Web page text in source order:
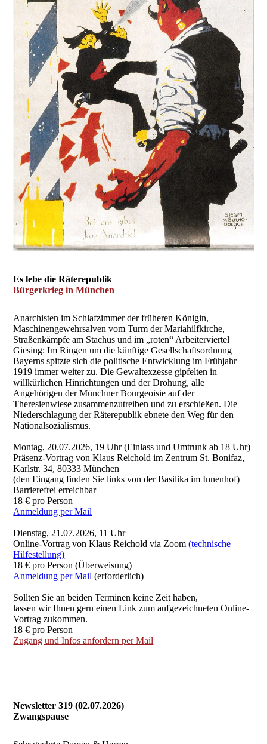
Es lebe die Räterepublik
Bürgerkrieg in München
Anarchisten im Schlafzimmer der früheren Königin,
Maschinengewehrsalven vom Turm der Mariahilfkirche,
Straßenkämpfe am Stachus und im „roten“ Arbeiterviertel
Giesing: Im Ringen um die künftige Gesellschaftsordnung
Bayerns spitzte sich die politische Entwicklung im Frühjahr
1919 immer weiter zu. Die Gewaltexzesse gipfelten in
willkürlichen Hinrichtungen und der Drohung, alle
Angehörigen der Münchner Bourgeoisie auf der
Theresienwiese zusammenzutreiben und zu erschießen. Die
Niederschlagung der Räterepublik ebnete den Weg für den
Nationalsozialismus.
Montag, 20.07.2026, 19 Uhr (Einlass und Umtrunk ab 18 Uhr)
Präsenz-Vortrag von Klaus Reichold im Zentrum St. Bonifaz,
Karlstr. 34, 80333 München
(den Eingang finden Sie links von der Basilika im Innenhof)
Barrierefrei erreichbar
18 € pro Person
Anmeldung per Mail
Dienstag, 21.07.2026, 11 Uhr
Online-Vortrag von Klaus Reichold via Zoom(technische
Hilfestellung)
18 € pro Person (Überweisung)
Anmeldung per Mail (erforderlich)
Sollten Sie an beiden Terminen keine Zeit haben,
lassen wir Ihnen gern einen Link zum aufgezeichneten Online-
Vortrag zukommen.
18 € pro Person
Zugang und Infos anfordern per Mail
Newsletter 319 (02.07.2026)
Zwangspause